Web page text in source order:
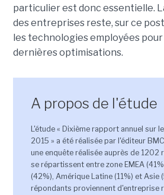
particulier est donc essentielle.
des entreprises reste, sur ce
les technologies employées
dernières optimisations.
A propos de l'étude
L'étude « Dixième rapport annuel sur
2015 » a été réalisée par l'éditeur
une enquête réalisée auprès de 1202
se répartissent entre zone EMEA
(42%), Amérique Latine (11%) et Asie
répondants proviennent d'entreprise